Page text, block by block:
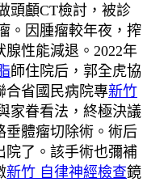
頭顱CT檢討，被診
。因腫瘤較年夜，搾
性能減退。2022年
師住院后，郭全虎協
合省國民病院專新竹
家眷看法，終極決議
垂體瘤切除術。術后
院了。該手術也彌補
新竹 自律神經檢查鏡